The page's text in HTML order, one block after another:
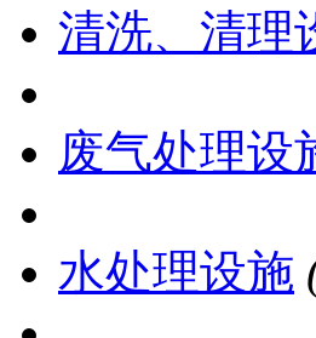
清洗、清理
废气处理设
水处理设施